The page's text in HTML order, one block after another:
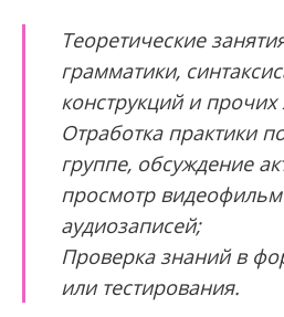
Теоретические
грамматики,
конструкций и
Отработка практики
группе, обсуждение
просмотр
аудиозаписей;
Проверка знаний в
или тестирования.